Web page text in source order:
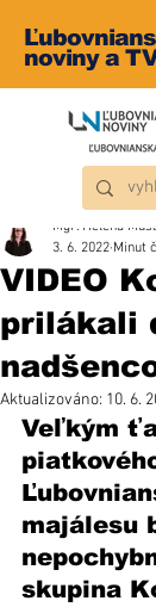
noviny a
VIDEO
prilákali
Mgr. Helena
3. 6. 2022 Minut
Aktualizováno: 10. 6.
Veľkým
majálesu
skupina